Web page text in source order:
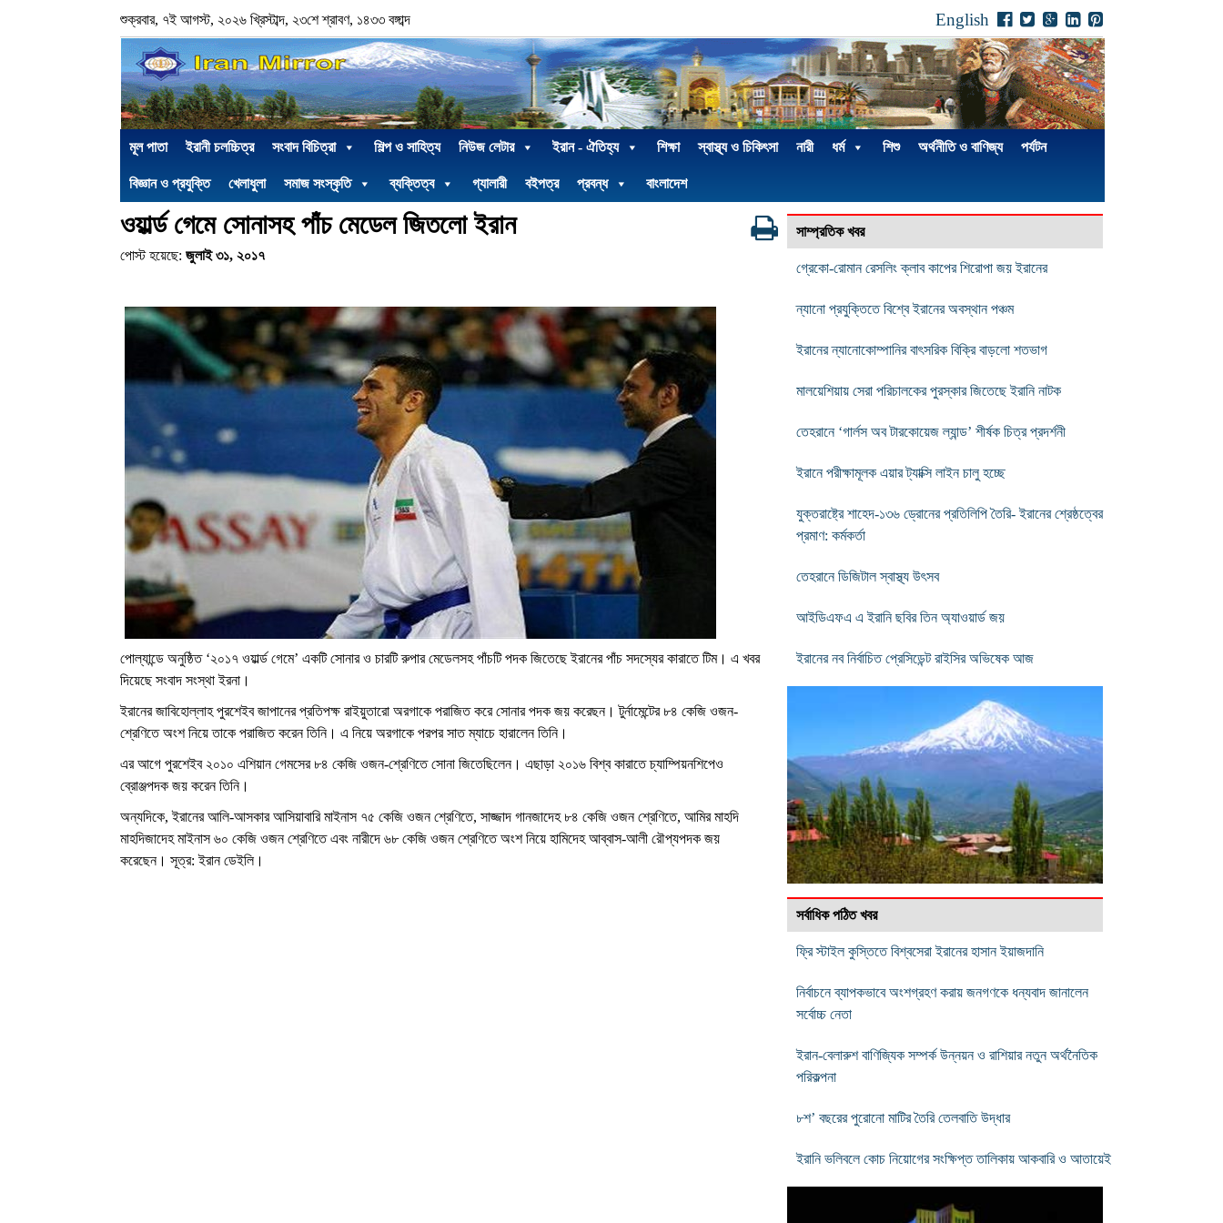
শুক্রবার, ৭ই আগস্ট, ২০২৬ খ্রিস্টাব্দ, ২৩শে শ্রাবণ, ১৪৩৩ বঙ্গাব্দ English
মূল পাতা ইরানী চলচ্চিত্র সংবাদ বিচিত্রা শিল্প ও সাহিত্য নিউজ লেটার ইরান - ঐতিহ্য শিক্ষা স্বাস্থ্য ও চিকিৎসা নারী ধর্ম শিশু অর্থনীতি ও বাণিজ্য পর্যটন
বিজ্ঞান ও প্রযুক্তি খেলাধুলা সমাজ সংস্কৃতি ব্যক্তিত্ব গ্যালারী বইপত্র প্রবন্ধ বাংলাদেশ
ওয়ার্ল্ড গেমে সোনাসহ পাঁচ মেডেল জিতলো ইরান
পোস্ট হয়েছে: জুলাই ৩১, ২০১৭
পোল্যান্ডে অনুষ্ঠিত ‘২০১৭ ওয়ার্ল্ড গেমে’ একটি সোনার ও চারটি রুপার মেডেলসহ পাঁচটি পদক জিতেছে ইরানের পাঁচ সদস্যের কারাতে টিম। এ খবর
দিয়েছে সংবাদ সংস্থা ইরনা।
ইরানের জাবিহোল্লাহ পুরশেইব জাপানের প্রতিপক্ষ রাইয়ুতারো অরগাকে পরাজিত করে সোনার পদক জয় করেছন। টুর্নামেন্টের ৮৪ কেজি ওজন-
শ্রেণিতে অংশ নিয়ে তাকে পরাজিত করেন তিনি। এ নিয়ে অরগাকে পরপর সাত ম্যাচে হারালেন তিনি।
এর আগে পুরশেইব ২০১০ এশিয়ান গেমসের ৮৪ কেজি ওজন-শ্রেণিতে সোনা জিতেছিলেন। এছাড়া ২০১৬ বিশ্ব কারাতে চ্যাম্পিয়নশিপেও
ব্রোঞ্জপদক জয় করেন তিনি।
অন্যদিকে, ইরানের আলি-আসকার আসিয়াবারি মাইনাস ৭৫ কেজি ওজন শ্রেণিতে, সাজ্জাদ গানজাদেহ ৮৪ কেজি ওজন শ্রেণিতে, আমির মাহদি
মাহদিজাদেহ মাইনাস ৬০ কেজি ওজন শ্রেণিতে এবং নারীদে ৬৮ কেজি ওজন শ্রেণিতে অংশ নিয়ে হামিদেহ আব্বাস-আলী রৌপ্যপদক জয়
করেছেন। সূত্র: ইরান ডেইলি।
সাম্প্রতিক খবর
গ্রেকো-রোমান রেসলিং ক্লাব কাপের শিরোপা জয় ইরানের
ন্যানো প্রযুক্তিতে বিশ্বে ইরানের অবস্থান পঞ্চম
ইরানের ন্যানোকোম্পানির বাৎসরিক বিক্রি বাড়লো শতভাগ
মালয়েশিয়ায় সেরা পরিচালকের পুরস্কার জিতেছে ইরানি নাটক
তেহরানে ‘গার্লস অব টারকোয়েজ ল্যান্ড’ শীর্ষক চিত্র প্রদর্শনী
ইরানে পরীক্ষামূলক এয়ার ট্যাক্সি লাইন চালু হচ্ছে
যুক্তরাষ্ট্রে শাহেদ-১৩৬ ড্রোনের প্রতিলিপি তৈরি- ইরানের শ্রেষ্ঠত্বের
প্রমাণ: কর্মকর্তা
তেহরানে ডিজিটাল স্বাস্থ্য উৎসব
আইডিএফএ এ ইরানি ছবির তিন অ্যাওয়ার্ড জয়
ইরানের নব নির্বাচিত প্রেসিডেন্ট রাইসির অভিষেক আজ
সর্বাধিক পঠিত খবর
ফ্রি স্টাইল কুস্তিতে বিশ্বসেরা ইরানের হাসান ইয়াজদানি
নির্বাচনে ব্যাপকভাবে অংশগ্রহণ করায় জনগণকে ধন্যবাদ জানালেন
সর্বোচ্চ নেতা
ইরান-বেলারুশ বাণিজ্যিক সম্পর্ক উন্নয়ন ও রাশিয়ার নতুন অর্থনৈতিক
পরিকল্পনা
৮শ’ বছরের পুরোনো মাটির তৈরি তেলবাতি উদ্ধার
ইরানি ভলিবলে কোচ নিয়োগের সংক্ষিপ্ত তালিকায় আকবারি ও আতায়েই